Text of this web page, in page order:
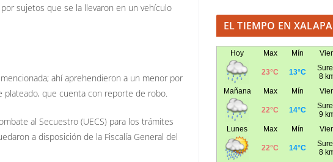
sujetos que se la llevaron en un vehículo
ahí aprehendieron a un menor por
plateado, que cuenta con reporte de robo.
al Secuestro (UECS) para los trámites
a disposición de la Fiscalía General del
EL TIEMPO EN XALAPA